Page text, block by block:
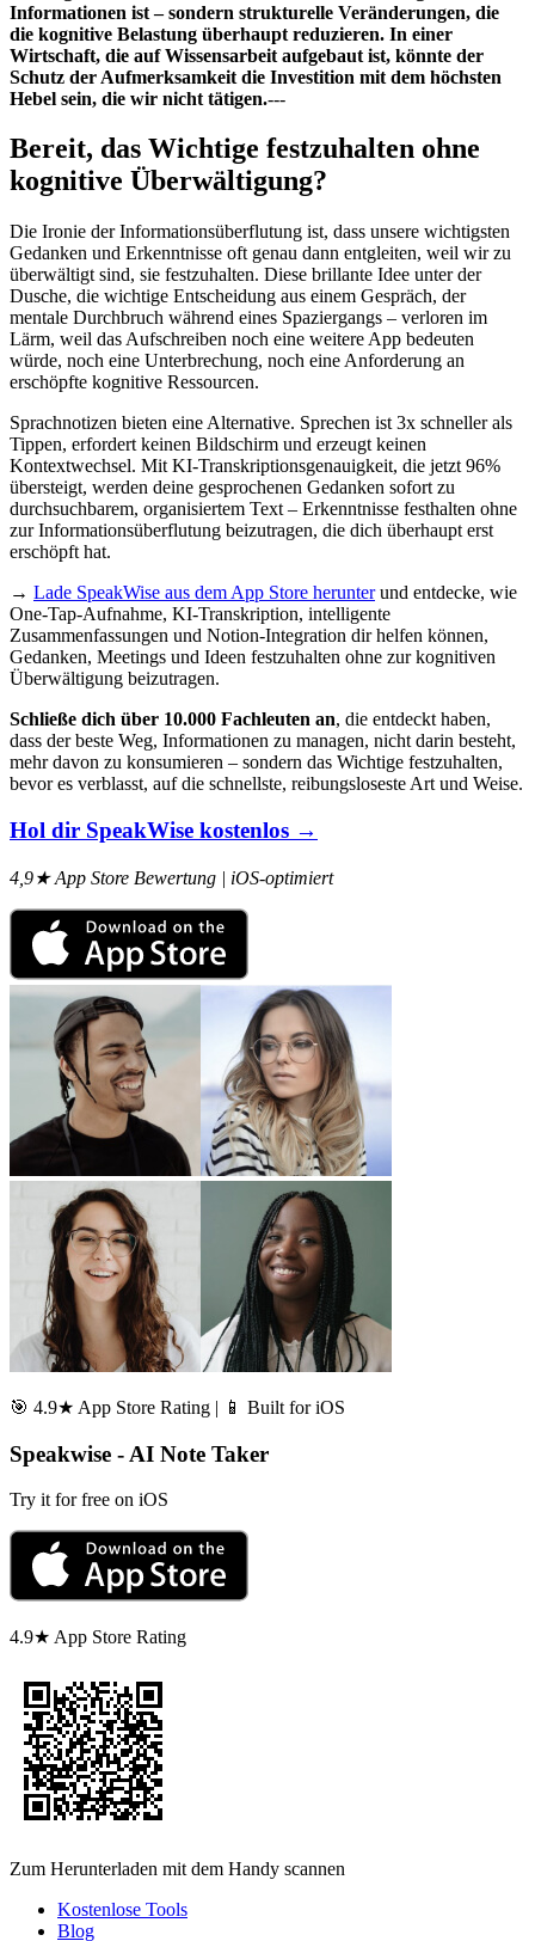
Informationen ist – sondern strukturelle Veränderungen, die
die kognitive Belastung überhaupt reduzieren. In einer
Wirtschaft, die auf Wissensarbeit aufgebaut ist, könnte der
Schutz der Aufmerksamkeit die Investition mit dem höchsten
Hebel sein, die wir nicht tätigen.---
Bereit, das Wichtige festzuhalten ohne
kognitive Überwältigung?
Die Ironie der Informationsüberflutung ist, dass unsere wichtigsten
Gedanken und Erkenntnisse oft genau dann entgleiten, weil wir zu
überwältigt sind, sie festzuhalten. Diese brillante Idee unter der
Dusche, die wichtige Entscheidung aus einem Gespräch, der
mentale Durchbruch während eines Spaziergangs – verloren im
Lärm, weil das Aufschreiben noch eine weitere App bedeuten
würde, noch eine Unterbrechung, noch eine Anforderung an
erschöpfte kognitive Ressourcen.
Sprachnotizen bieten eine Alternative. Sprechen ist 3x schneller als
Tippen, erfordert keinen Bildschirm und erzeugt keinen
Kontextwechsel. Mit KI-Transkriptionsgenauigkeit, die jetzt 96%
übersteigt, werden deine gesprochenen Gedanken sofort zu
durchsuchbarem, organisiertem Text – Erkenntnisse festhalten ohne
zur Informationsüberflutung beizutragen, die dich überhaupt erst
erschöpft hat.
→ Lade SpeakWise aus dem App Store herunterund entdecke, wie
One-Tap-Aufnahme, KI-Transkription, intelligente
Zusammenfassungen und Notion-Integration dir helfen können,
Gedanken, Meetings und Ideen festzuhalten ohne zur kognitiven
Überwältigung beizutragen.
Schließe dich über 10.000 Fachleuten an, die entdeckt haben,
dass der beste Weg, Informationen zu managen, nicht darin besteht,
mehr davon zu konsumieren – sondern das Wichtige festzuhalten,
bevor es verblasst, auf die schnellste, reibungsloseste Art und Weise.
Hol dir SpeakWise kostenlos →
4,9★ App Store Bewertung | iOS-optimiert
🎯 4.9★ App Store Rating | 📱 Built for iOS
Speakwise - AI Note Taker
Try it for free on iOS
4.9★ App Store Rating
Zum Herunterladen mit dem Handy scannen
Kostenlose Tools
Blog